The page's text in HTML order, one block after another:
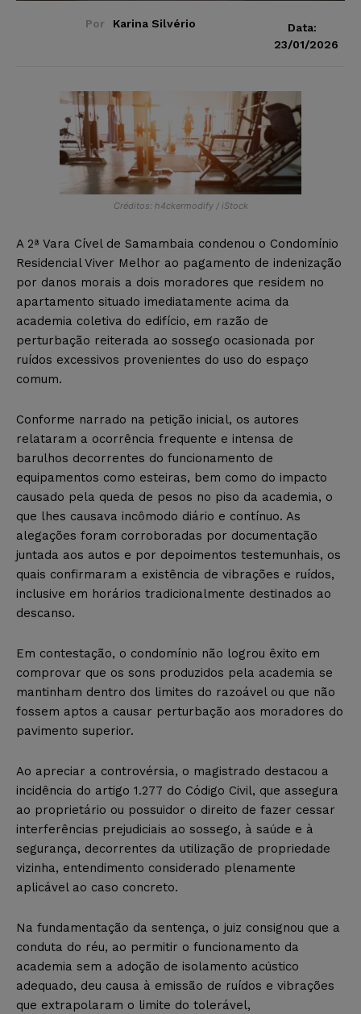
Por Karina Silvério
Data:
23/01/2026
Créditos: h4ckermodify / iStock
A 2ª Vara Cível de Samambaia condenou o Condomínio
Residencial Viver Melhor ao pagamento de indenização
por danos morais a dois moradores que residem no
apartamento situado imediatamente acima da
academia coletiva do edifício, em razão de
perturbação reiterada ao sossego ocasionada por
ruídos excessivos provenientes do uso do espaço
comum.
Conforme narrado na petição inicial, os autores
relataram a ocorrência frequente e intensa de
barulhos decorrentes do funcionamento de
equipamentos como esteiras, bem como do impacto
causado pela queda de pesos no piso da academia, o
que lhes causava incômodo diário e contínuo. As
alegações foram corroboradas por documentação
juntada aos autos e por depoimentos testemunhais, os
quais confirmaram a existência de vibrações e ruídos,
inclusive em horários tradicionalmente destinados ao
descanso.
Em contestação, o condomínio não logrou êxito em
comprovar que os sons produzidos pela academia se
mantinham dentro dos limites do razoável ou que não
fossem aptos a causar perturbação aos moradores do
pavimento superior.
Ao apreciar a controvérsia, o magistrado destacou a
incidência do artigo 1.277 do Código Civil, que assegura
ao proprietário ou possuidor o direito de fazer cessar
interferências prejudiciais ao sossego, à saúde e à
segurança, decorrentes da utilização de propriedade
vizinha, entendimento considerado plenamente
aplicável ao caso concreto.
Na fundamentação da sentença, o juiz consignou que a
conduta do réu, ao permitir o funcionamento da
academia sem a adoção de isolamento acústico
adequado, deu causa à emissão de ruídos e vibrações
que extrapolaram o limite do tolerável,